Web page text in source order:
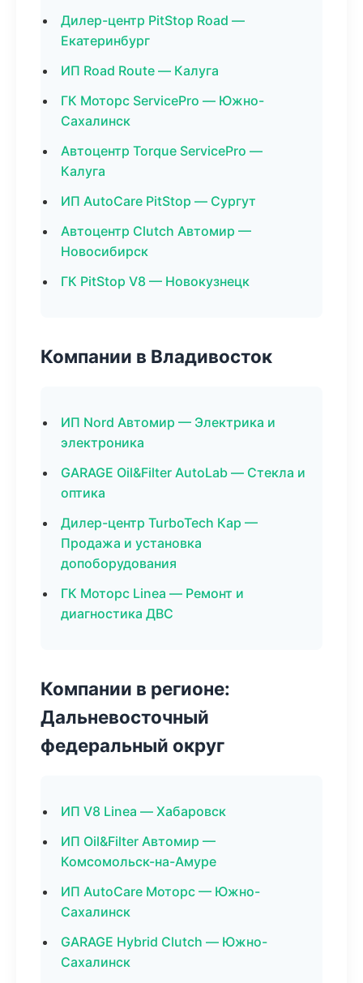
Дилер-центр PitStop Road —
Екатеринбург
ИП Road Route — Калуга
ГК Моторс ServicePro — Южно-
Сахалинск
Автоцентр Torque ServicePro —
Калуга
ИП AutoCare PitStop — Сургут
Автоцентр Clutch Автомир —
Новосибирск
ГК PitStop V8 — Новокузнецк
Компании в Владивосток
ИП Nord Автомир — Электрика и
электроника
GARAGE Oil&Filter AutoLab — Стекла и
оптика
Дилер-центр TurboTech Кар —
Продажа и установка
допоборудования
ГК Моторс Linea — Ремонт и
диагностика ДВС
Компании в регионе:
Дальневосточный
федеральный округ
ИП V8 Linea — Хабаровск
ИП Oil&Filter Автомир —
Комсомольск-на-Амуре
ИП AutoCare Моторс — Южно-
Сахалинск
GARAGE Hybrid Clutch — Южно-
Сахалинск